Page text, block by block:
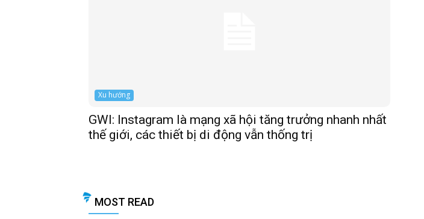
Xu hướng
GWI: Instagram là mạng xã hội tăng trưởng nhanh nhất
thế giới, các thiết bị di động vẫn thống trị
MOST READ